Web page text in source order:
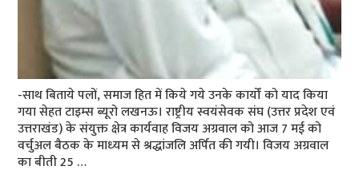
-साथ बिताये पलों, समाज हित में किये गये उनके कार्यों को याद किया
गया सेहत टाइम्‍स ब्‍यूरो लखनऊ। राष्ट्रीय स्वयंसेवक संघ (उत्तर प्रदेश एवं
उत्तराखंड) के संयुक्त क्षेत्र कार्यवाह विजय अग्रवाल को आज 7 मई को
वर्चुअल बैठक के माध्‍यम से श्रद्धांजलि अर्पित की गयी। विजय अग्रवाल
का बीती 25 …